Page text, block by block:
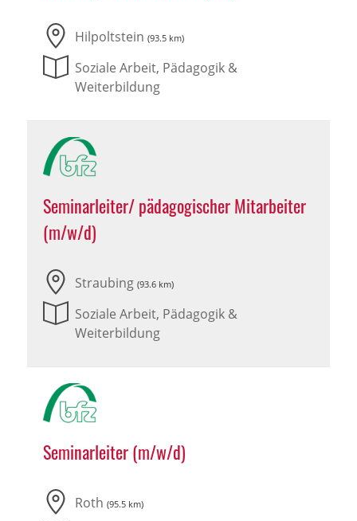
Hilpoltstein (93.5 km)
Soziale Arbeit, Pädagogik &
Weiterbildung
Seminarleiter/ pädagogischer Mitarbeiter
(m/w/d)
Straubing (93.6 km)
Soziale Arbeit, Pädagogik &
Weiterbildung
Seminarleiter (m/w/d)
Roth (95.5 km)